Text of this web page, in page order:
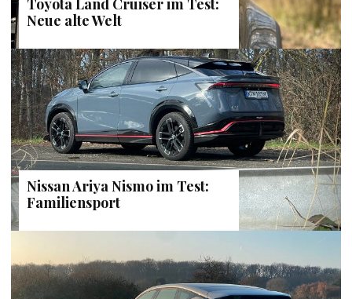
Toyota Land Cruiser im Test:
Neue alte Welt
Nissan Ariya Nismo im Test:
Familiensport